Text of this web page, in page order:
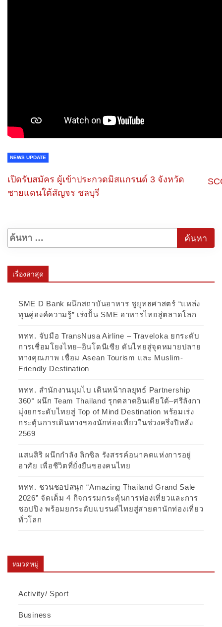
NEWS UPDATE
เปิดรับสมัคร ผู้เข้าประกวดมิสแกรนด์ 3 จังหวัด
ชายแดนใต้สัญจร ชลบุรี
เรื่องล่าสุด
SME D Bank ผนึกสถาบันอาหาร ชูยุทธศาสตร์ “แหล่ง
ทุนคู่องค์ความรู้” เร่งปั้น SME อาหารไทยสู่ตลาดโลก
ททท. จับมือ TransNusa Airline – Traveloka ยกระดับ
การเชื่อมโยงไทย–อินโดนีเซีย ดันไทยสู่จุดหมายปลาย
ทางคุณภาพ เชื่อม Asean Tourism และ Muslim-
Friendly Destination
ททท. สำนักงานมุมไบ เดินหน้ากลยุทธ์ Partnership
360° ผนึก Team Thailand รุกตลาดอินเดียใต้–ศรีลังกา
มุ่งยกระดับไทยสู่ Top of Mind Destination พร้อมเร่ง
กระตุ้นการเดินทางของนักท่องเที่ยวในช่วงครึ่งปีหลัง
2569
แสนสิริ ผนึกกำลัง ลิกซิล รังสรรค์อนาคตแห่งการอยู่
อาศัย เพื่อชีวิตที่ยั่งยืนของคนไทย
ททท. ชวนชอปสนุก “Amazing Thailand Grand Sale
2026” จัดเต็ม 4 กิจกรรมกระตุ้นการท่องเที่ยวและการ
ชอปปิง พร้อมยกระดับแบรนด์ไทยสู่สายตานักท่องเที่ยว
ทั่วโลก
หมวดหมู่
Activity/ Sport
Business